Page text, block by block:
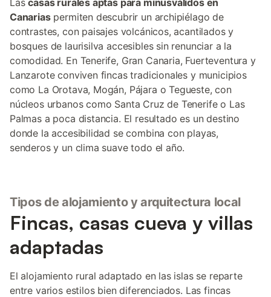
Lascasas rurales aptas para minusválidos en
Canariaspermiten descubrir un archipiélago de
contrastes, con paisajes volcánicos, acantilados y
bosques de laurisilva accesibles sin renunciar a la
comodidad. En Tenerife, Gran Canaria, Fuerteventura y
Lanzarote conviven fincas tradicionales y municipios
como La Orotava, Mogán, Pájara o Tegueste, con
núcleos urbanos como Santa Cruz de Tenerife o Las
Palmas a poca distancia. El resultado es un destino
donde la accesibilidad se combina con playas,
senderos y un clima suave todo el año.
Tipos de alojamiento y arquitectura local
Fincas, casas cueva y villas
adaptadas
El alojamiento rural adaptado en las islas se reparte
entre varios estilos bien diferenciados. Las fincas